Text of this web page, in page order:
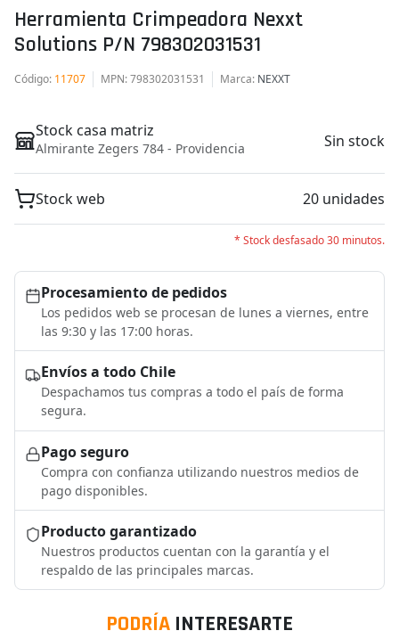
Herramienta Crimpeadora Nexxt
Solutions P/n 798302031531
Código: 11707 MPN: 798302031531 Marca: NEXXT
Stock casa matriz
Almirante Zegers 784 - Providencia Sin stock
Stock web 20 unidades
* Stock desfasado 30 minutos.
Procesamiento de pedidos
Los pedidos web se procesan de lunes a viernes, entre
las 9:30 y las 17:00 horas.
Envíos a todo Chile
Despachamos tus compras a todo el país de forma
segura.
Pago seguro
Compra con confianza utilizando nuestros medios de
pago disponibles.
Producto garantizado
Nuestros productos cuentan con la garantía y el
respaldo de las principales marcas.
PODRÍA INTERESARTE